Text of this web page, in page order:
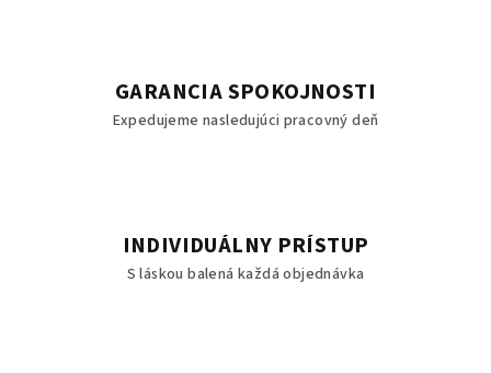
GARANCIA SPOKOJNOSTI
Expedujeme nasledujúci pracovný deň
INDIVIDUÁLNY PRÍSTUP
S láskou balená každá objednávka